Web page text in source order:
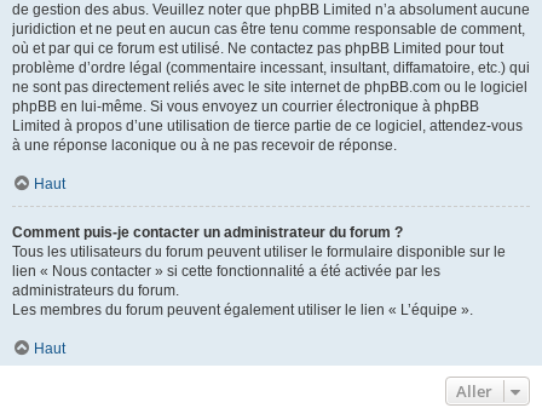
de gestion des abus. Veuillez noter que phpBB Limited n’a absolument aucune
juridiction et ne peut en aucun cas être tenu comme responsable de comment,
où et par qui ce forum est utilisé. Ne contactez pas phpBB Limited pour tout
problème d’ordre légal (commentaire incessant, insultant, diffamatoire, etc.) qui
ne sont pas directement reliés avec le site internet de phpBB.com ou le logiciel
phpBB en lui-même. Si vous envoyez un courrier électronique à phpBB
Limited à propos d’une utilisation de tierce partie de ce logiciel, attendez-vous
à une réponse laconique ou à ne pas recevoir de réponse.
Haut
Comment puis-je contacter un administrateur du forum ?
Tous les utilisateurs du forum peuvent utiliser le formulaire disponible sur le
lien « Nous contacter » si cette fonctionnalité a été activée par les
administrateurs du forum.
Les membres du forum peuvent également utiliser le lien « L’équipe ».
Haut
Aller